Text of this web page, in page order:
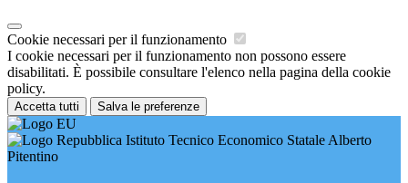
Cookie necessari per il funzionamento
I cookie necessari per il funzionamento non possono essere
disabilitati. È possibile consultare l'elenco nella pagina della cookie
policy.
Accetta tutti Salva le preferenze
Istituto Tecnico Economico Statale Alberto
Pitentino